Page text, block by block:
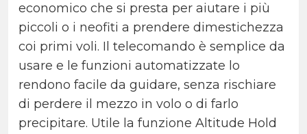
economico che si presta per aiutare i più
piccoli o i neofiti a prendere dimestichezza
coi primi voli. Il telecomando è semplice da
usare e le funzioni automatizzate lo
rendono facile da guidare, senza rischiare
di perdere il mezzo in volo o di farlo
precipitare. Utile la funzione Altitude Hold